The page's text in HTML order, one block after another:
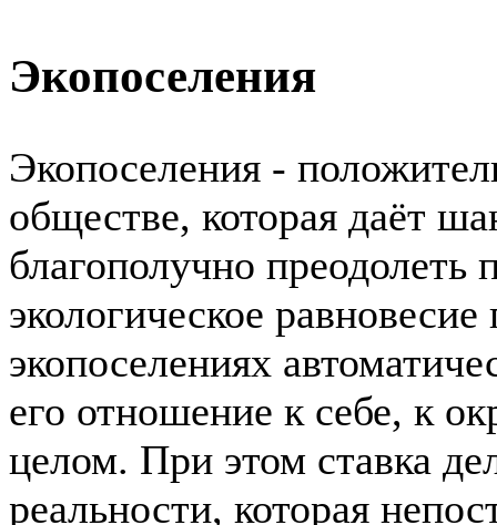
Экопоселения
Экопоселения -
обществе, которая даёт
благополучно
экологическое
экопоселениях
его отношение к себе, к
целом. При этом ставка
реальности, которая